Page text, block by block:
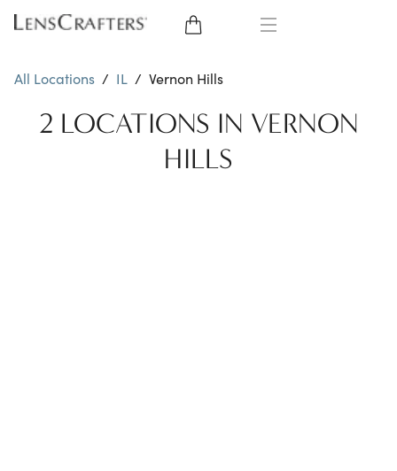
EYE GLASSES
SUNGLASSES
CONTACT LENSES
All Locations / IL / Vernon Hills
2 LOCATIONS IN VERNON
HILLS